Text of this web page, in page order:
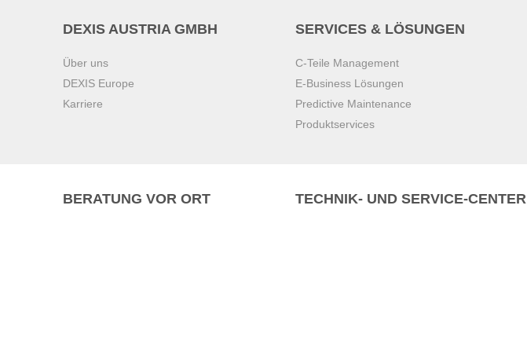
DEXIS AUSTRIA GMBH
Über uns
DEXIS Europe
Karriere
SERVICES & LÖSUNGEN
C-Teile Management
E-Business Lösungen
Predictive Maintenance
Produktservices
BERATUNG VOR ORT TECHNIK- UND SERVICE-CENTER